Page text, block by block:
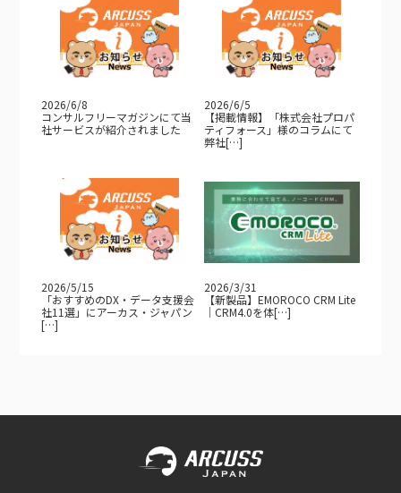
2026/6/8
コンサルフリーマガジンにて当
社サービスが紹介されました
2026/6/5
【掲載情報】「株式会社プロパ
ティフォース」様のコラムにて
弊社[…]
2026/5/15
「おすすめのDX・データ支援会
社11選」にアーカス・ジャパン
[…]
2026/3/31
【新製品】EMOROCO CRM Lite
｜CRM4.0を体[…]